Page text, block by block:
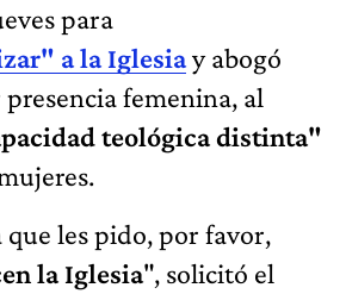
para
a la Iglesiay abogó
femenina, al
teológica distinta"
les pido, por favor,
la Iglesia", solicitó el